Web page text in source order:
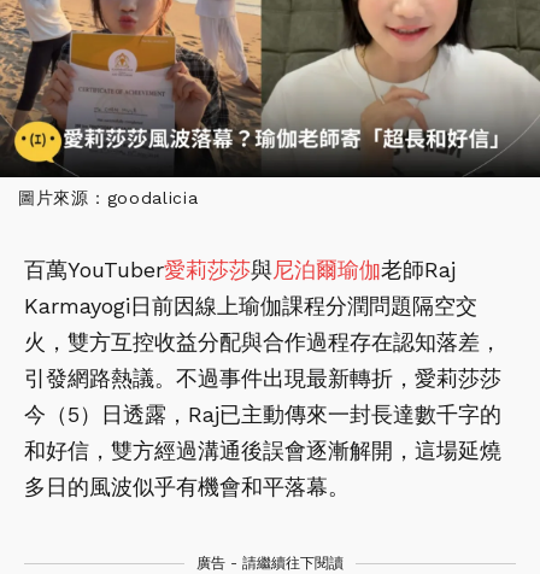
圖片來源：goodalicia
百萬YouTuber愛莉莎莎與尼泊爾瑜伽老師Raj
Karmayogi日前因線上瑜伽課程分潤問題隔空交
火，雙方互控收益分配與合作過程存在認知落差，
引發網路熱議。不過事件出現最新轉折，愛莉莎莎
今（5）日透露，Raj已主動傳來一封長達數千字的
和好信，雙方經過溝通後誤會逐漸解開，這場延燒
多日的風波似乎有機會和平落幕。
廣告 - 請繼續往下閱讀